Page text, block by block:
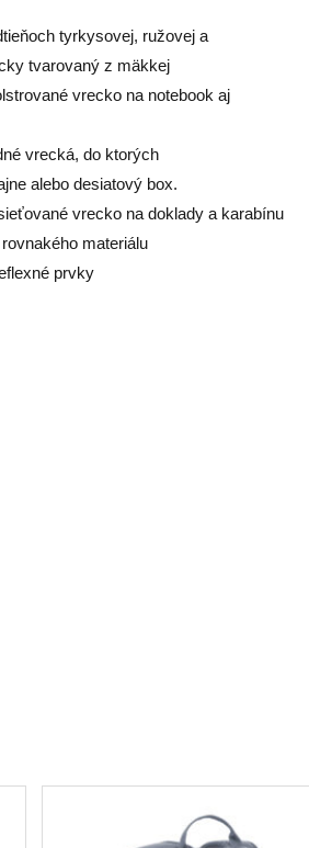
tyrkysovej, ružovej a
tvarovaný z mäkkej
vrecko na notebook aj
vrecká, do ktorých
alebo desiatový box.
vrecko na doklady a karabínu
materiálu
prvky